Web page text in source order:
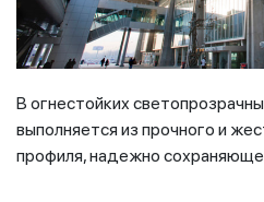
В огнестойких
выполняется из прочного и
профиля, надежно